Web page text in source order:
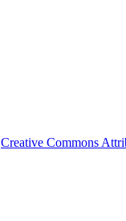
Creative Commons